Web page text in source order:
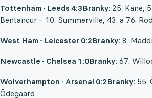
Tottenham - Leeds 4:3Branky: 25. Kane,
Bentancur – 10. Summerville, 43. a 76.
West Ham - Leicester 0:2Branky: 8.
Newcastle - Chelsea 1:0Branky: 67.
Wolverhampton - Arsenal 0:2Branky: 55.
Ödegaard